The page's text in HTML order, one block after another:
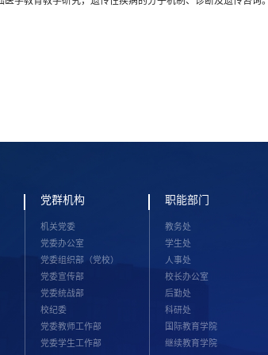
党群机构
机关党委
党委办公室
党委组织部（党校）
党委宣传部
党委统战部
校纪委
党委教师工作部
党委学生工作部
职能部门
教务处
学生处
人事处
校长办公室
后勤处
科研处
国际教育学院
继续教育学院